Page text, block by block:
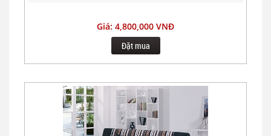
Giá: 4,800,000 VNĐ
Đặt mua